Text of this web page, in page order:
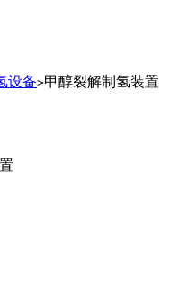
设备>甲醇裂解制氢装置